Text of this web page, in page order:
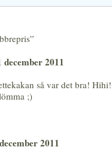
2011
så var det bra!
;)
2011